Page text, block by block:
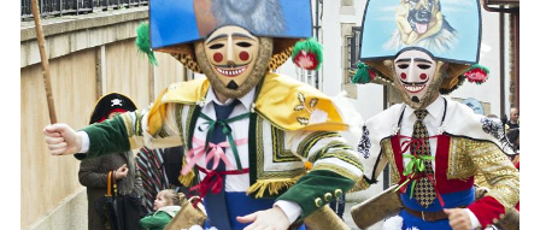
Eten & Restaurants
Lokale evenementen
Museum & Kunst
Stranden